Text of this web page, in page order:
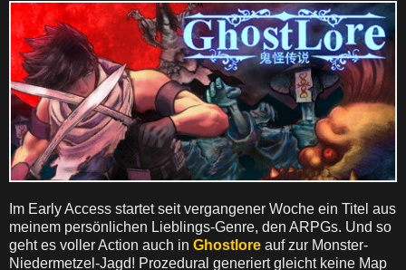
Im Early Access startet seit vergangener Woche ein Titel aus
meinem persönlichen Lieblings-Genre, den ARPGs. Und so
geht es voller Action auch in Ghostlore auf zur Monster-
Niedermetzel-Jagd! Prozedural generiert gleicht keine Map